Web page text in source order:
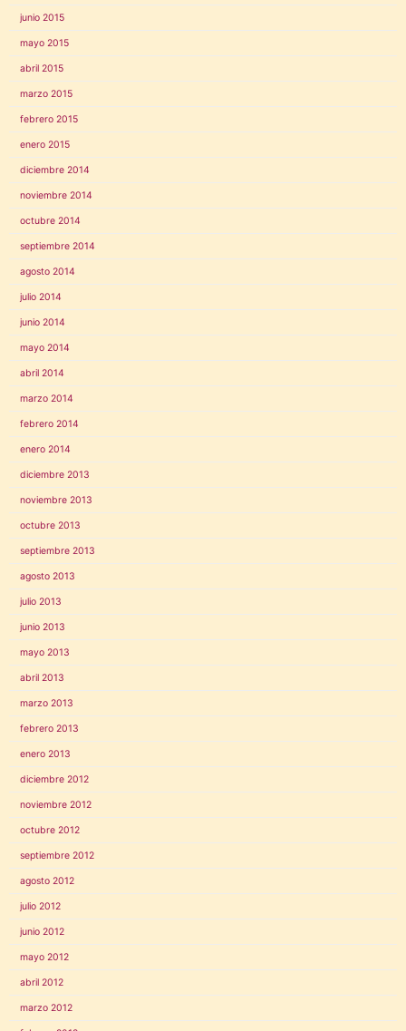
junio 2015
mayo 2015
abril 2015
marzo 2015
febrero 2015
enero 2015
diciembre 2014
noviembre 2014
octubre 2014
septiembre 2014
agosto 2014
julio 2014
junio 2014
mayo 2014
abril 2014
marzo 2014
febrero 2014
enero 2014
diciembre 2013
noviembre 2013
octubre 2013
septiembre 2013
agosto 2013
julio 2013
junio 2013
mayo 2013
abril 2013
marzo 2013
febrero 2013
enero 2013
diciembre 2012
noviembre 2012
octubre 2012
septiembre 2012
agosto 2012
julio 2012
junio 2012
mayo 2012
abril 2012
marzo 2012